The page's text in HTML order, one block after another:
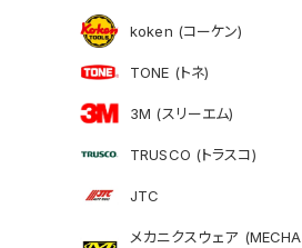
koken (コーケン)
TONE (トネ)
3M (スリーエム)
TRUSCO (トラスコ)
JTC
メカニクスウェア (MECHA